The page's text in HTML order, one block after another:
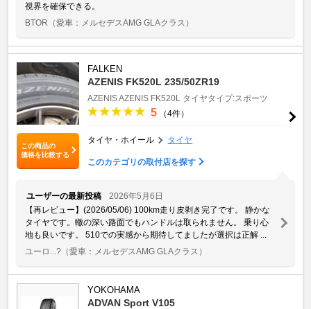
視界を確保できる。
BTOR （愛車：メルセデスAMG GLAクラス）
この商品の
価格を比較する
FALKEN
AZENIS FK520L 235/50ZR19
AZENISAZENIS FK520L タイヤタイプ:スポーツ
5 （4件）
タイヤ・ホイール タイヤ
このカテゴリの取付店を探す
ユーザーの最新投稿
2026年5月6日
【再レビュー】(2026/05/06) 100km走り皮剥き完了です。 静かな
タイヤです。轍の深い路面でもハンドルは取られません。 乗り心
地も良いです。 510での実感から期待してましたが選択は正解 ...
ユーロ...? （愛車：メルセデスAMG GLAクラス）
YOKOHAMA
ADVAN Sport V105